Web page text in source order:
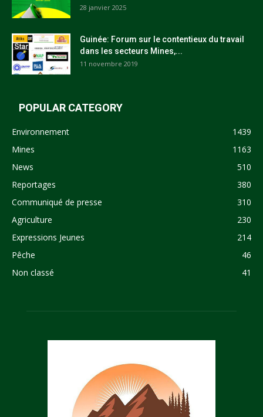
28 janvier 2025
Guinée: Forum sur le contentieux du travail
dans les secteurs Mines,...
11 novembre 2019
POPULAR CATEGORY
Environnement
1439
Mines
1163
News
510
Reportages
380
Communiqué de presse
310
Agriculture
230
Expressions Jeunes
214
Pêche
46
Non classé
41